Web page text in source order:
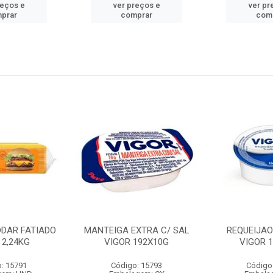
e
ver preços e
comprar
ver
FATIADO
15791
MANTEIGA EXTRA C/ SAL
VIGOR 192X10G
Código: 15793
VIGOR